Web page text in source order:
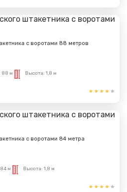
с воротами 88 метров
88 м Высота: 1,8 м
с воротами 84 метра
84 м Высота: 1,8 м